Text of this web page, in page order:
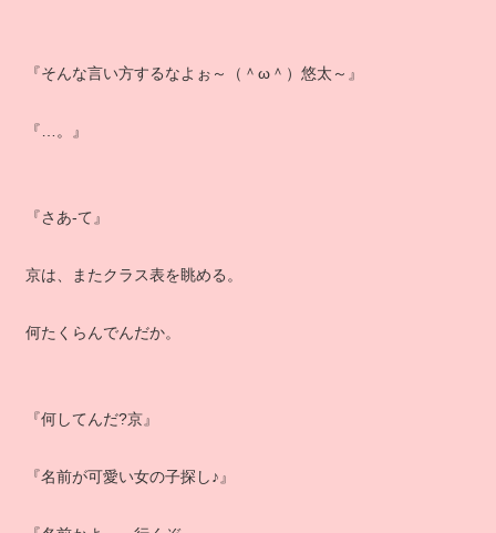
『そんな言い方するなよぉ～（＾ω＾）悠太～』
『…。』
『さあ‐て』
京は、またクラス表を眺める。
何たくらんでんだか。
『何してんだ?京』
『名前が可愛い女の子探し♪』